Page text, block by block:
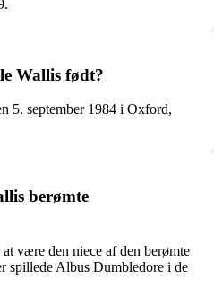
Wallis født?
5. september 1984 i Oxford,
berømte
være den niece af den berømte
spillede Albus Dumbledore i de